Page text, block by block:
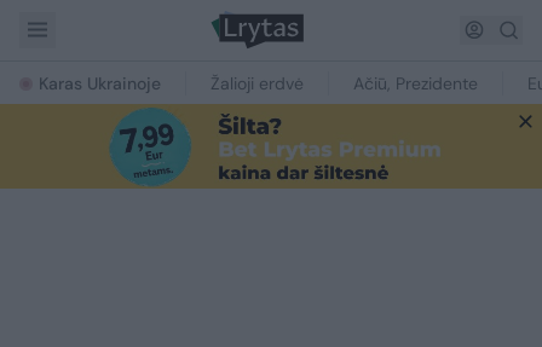
Karas Ukrainoje Žalioji erdvė Ačiū, Prezidente